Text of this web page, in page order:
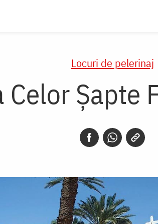
Locuri de pelerinaj
Celor Șapte